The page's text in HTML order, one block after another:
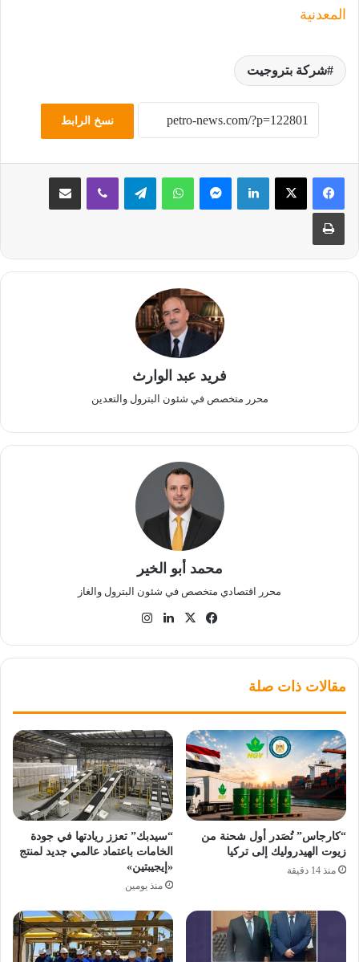
المعدنية
شركة بتروجيت
نسخ الرابط
لينكدإن ماسنجر واتساب تيلقرام ڤايبر مشاركة عبر البريد
طباعة
فريد عبد الوارث
محرر متخصص في شئون البترول والتعدين
محمد أبو الخير
محرر اقتصادي متخصص في شئون البترول والغاز
فيسبوك
‫X لينكدإن
مقالات ذات صلة
“كارجاس” تُصَدر أول شحنة من
زيوت الهيدروليك إلى تركيا
منذ 14 دقيقة
“سيدبك” تعزز ريادتها في جودة
الخامات باعتماد عالمي جديد لمنتج
«إيجيبتين»
منذ يومين